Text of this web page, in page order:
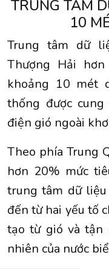
TRUNG TÂM
10
Trung tâm dữ
Thượng Hải
khoảng 10 mét
thống được
điện gió ngoài
Theo phía Trung
hơn 20% mức
trung tâm dữ
đến từ hai yếu tố
tạo từ gió và tận
nhiên của nước